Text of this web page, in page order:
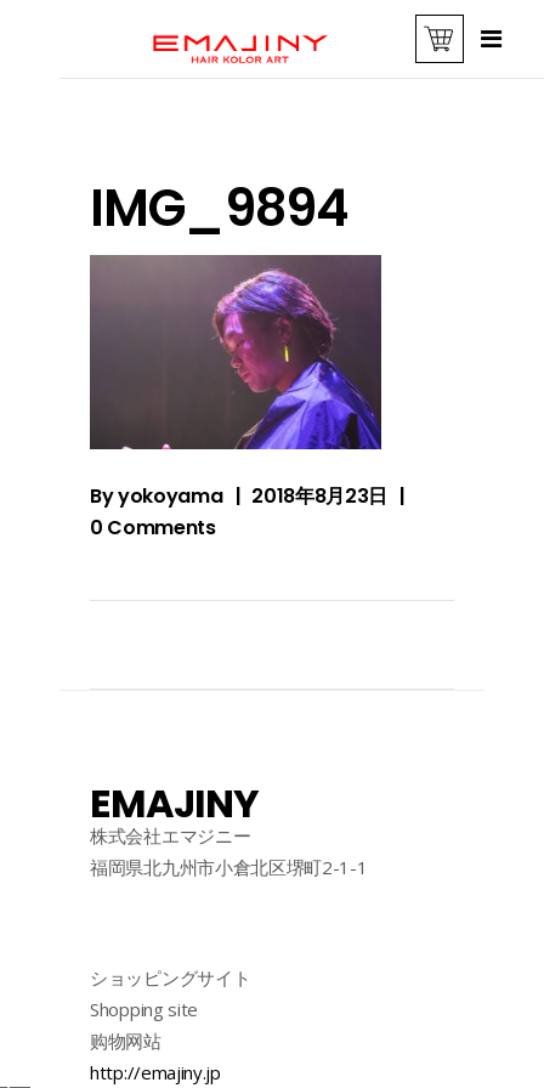
IMG_9894
Byyokoyama
2018年8月23日
0 Comments
EMAJINY
株式会社エマジニー
福岡県北九州市小倉北区堺町2-1-1
ショッピングサイト
Shopping site
购物网站
http://emajiny.jp